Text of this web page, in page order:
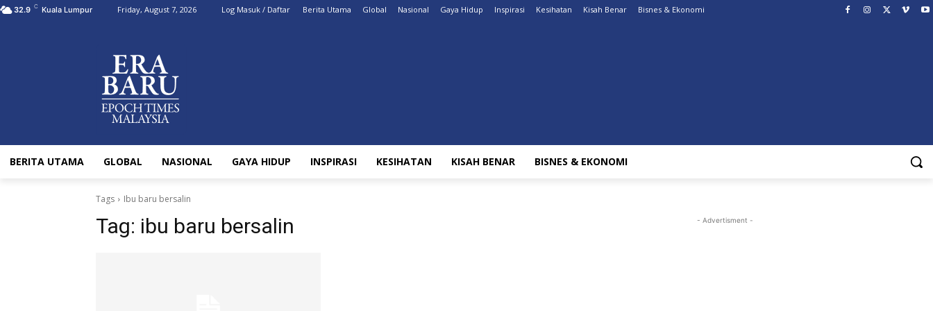
32.9 C Kuala Lumpur Friday, August 7, 2026 Log Masuk / Daftar Berita Utama Global Nasional Gaya Hidup Inspirasi Kesihatan Kisah Benar Bisnes & Ekonomi
BERITA UTAMA GLOBAL NASIONAL GAYA HIDUP INSPIRASI KESIHATAN KISAH BENAR BISNES & EKONOMI
Tags Ibu baru bersalin
Tag: ibu baru bersalin - Advertisment -